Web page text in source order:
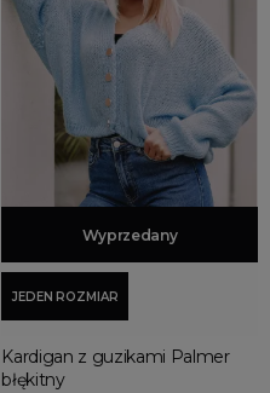
Dodaj do koszyka
Wyprzedany
JEDEN ROZMIAR
Kardigan z guzikami Palmer
błękitny